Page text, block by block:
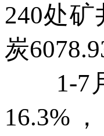
240处
炭
1-7月
16.3%